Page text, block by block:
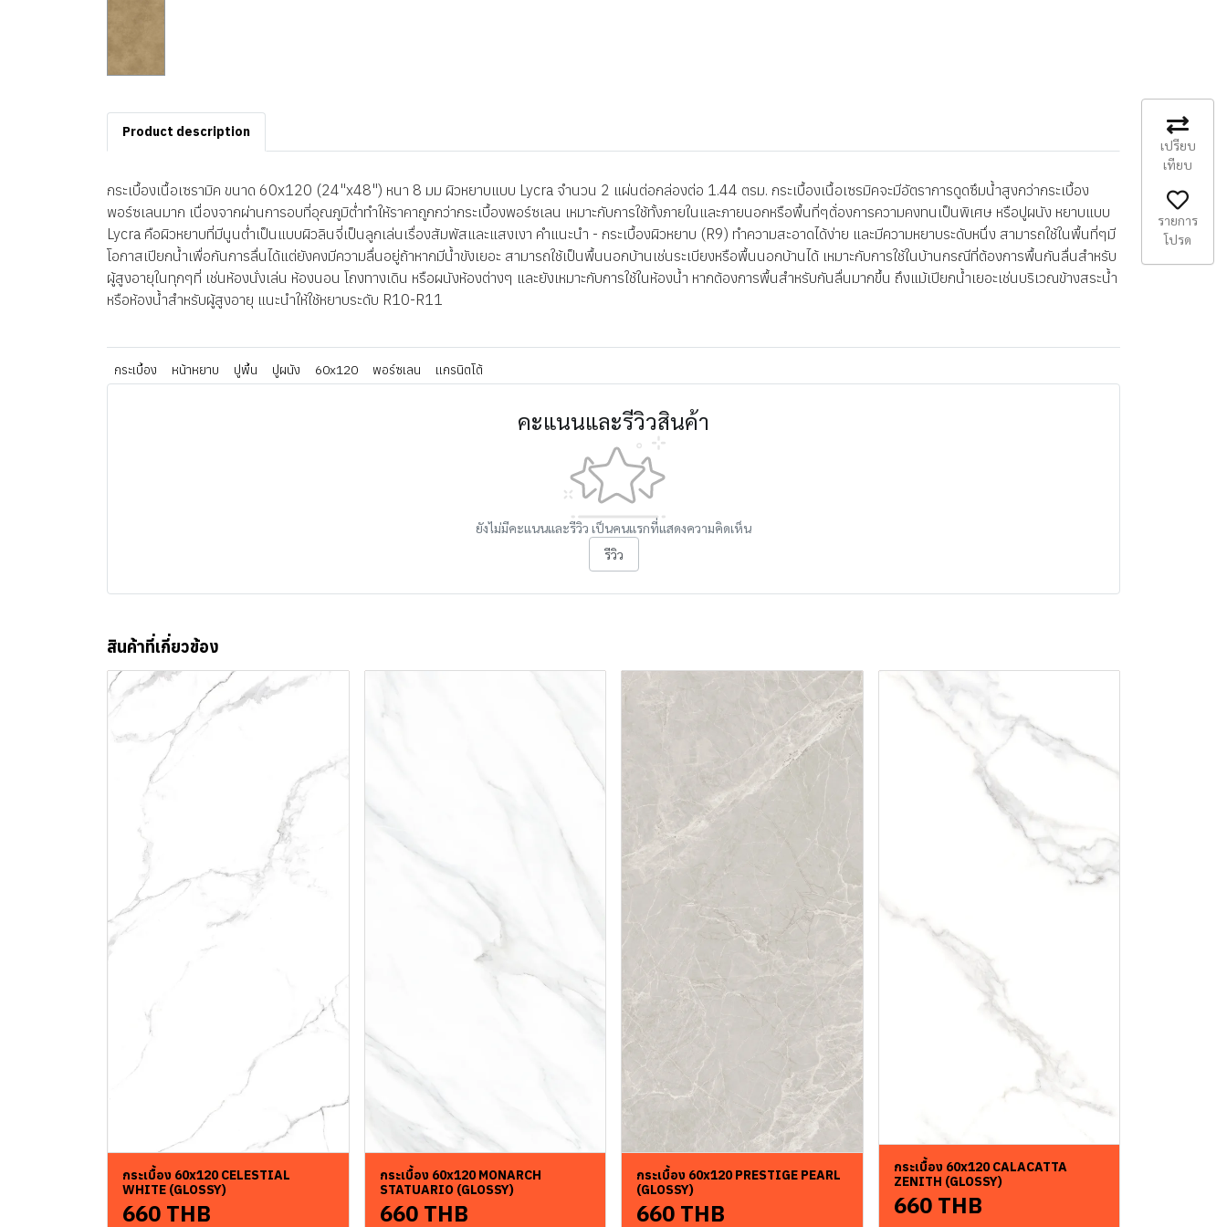
Product description
กระเบื้องเนื้อเซรามิค ขนาด 60x120 (24"x48") หนา 8 มม ผิวหยาบแบบ Lycra จำนวน 2 แผ่นต่อกล่องต่อ 1.44 ตรม. กระเบื้องเนื้อเซรมิคจะมีอัตราการดูดซึมน้ำสูงกว่ากระเบื้อง
พอร์ซเลนมาก เนื่องจากผ่านการอบที่อุณภูมิต่ำทำให้ราคาถูกกว่ากระเบื้องพอร์ซเลน เหมาะกับการใช้ทั้งภายในและภายนอกหรือพื้นที่ๆต้่องการความคงทนเป็นพิเศษ หรือปูผนัง หยาบแบบ
Lycra คือผิวหยาบที่มีนูนต่ำเป็นแบบผิวลินจี่เป็นลูกเล่นเรื่องสัมพัสและแสงเงา คำแนะนำ - กระเบื้องผิวหยาบ (R9) ทำความสะอาดได้ง่าย และมีความหยาบระดับหนึ่ง สามารถใช้ในพื้นที่ๆมี
โอกาสเปียกน้ำเพื่อกันการลื่นได้แต่ยังคงมีความลื่นอยู่ถ้าหากมีน้ำขังเยอะ สามารถใช้เป็นพื้นนอกบ้านเช่นระเบียงหรือพื้นนอกบ้านได้ เหมาะกับการใช้ในบ้านกรณีที่ต้องการพื้นกันลื่นสำหรับ
ผู้สูงอายุในทุกๆที่ เช่นห้องนั่งเล่น ห้องนอน โถงทางเดิน หรือผนังห้องต่างๆ และยังเหมาะกับการใช้ในห้องน้ำ หากต้องการพื้นสำหรับกันลื่นมากขึ้น ถึงแม้เปียกน้ำเยอะเช่นบริเวณข้างสระน้ำ
หรือห้องน้ำสำหรับผู้สูงอายุ แนะนำให้ใช้หยาบระดับ R10-R11
กระเบื้อง หน้าหยาบ ปูพื้น ปูผนัง 60x120 พอร์ซเลน แกรนิตโต้
คะแนนและรีวิวสินค้า
ยังไม่มีคะแนนและรีวิว เป็นคนแรกที่แสดงความคิดเห็น
รีวิว
สินค้าที่เกี่ยวข้อง
กระเบื้อง 60x120 CELESTIAL
WHITE (GLOSSY)
660 THB
กระเบื้อง 60x120 MONARCH
STATUARIO (GLOSSY)
660 THB
กระเบื้อง 60x120 PRESTIGE PEARL
(GLOSSY)
660 THB
กระเบื้อง 60x120 CALACATTA
ZENITH (GLOSSY)
660 THB
เปรียบ
เทียบ
รายการ
โปรด